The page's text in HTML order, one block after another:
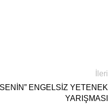
İleri
ENGELSİZ YETENEK
YARIŞMASI